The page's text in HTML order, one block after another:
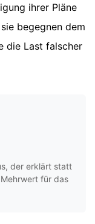
ihrer Pläne
begegnen dem
die Last falscher
der erklärt statt
für das